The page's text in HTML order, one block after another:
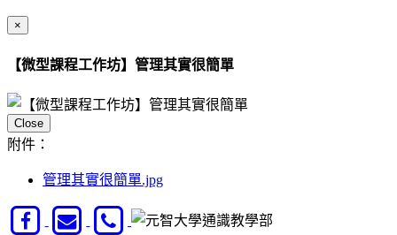
×
【微型課程工作坊】管理其實很簡單
Close
附件：
管理其實很簡單.jpg